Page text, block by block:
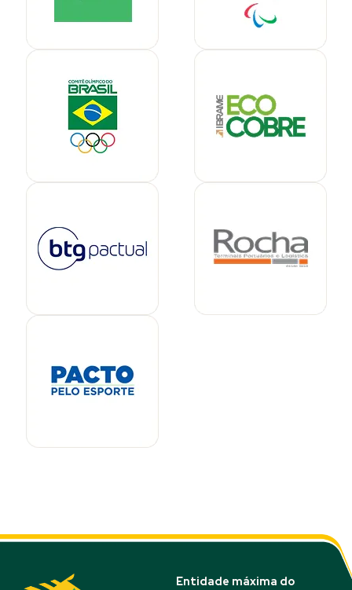
Entidade máxima do